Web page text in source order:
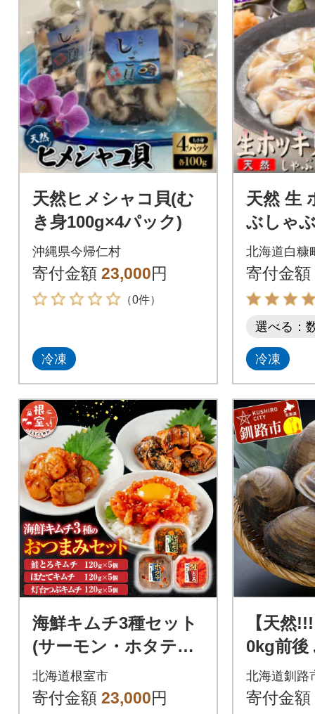
天然ヒメシャコ貝(む
き身100g×4パック)
沖縄県今帰仁村
寄付金額 23,000円
（0件）
冷凍
天然 生
ぶしゃ
人前
北海道白糠
寄付金額
選べる：
冷凍
海鮮キムチ3種セット
(サーモン・ホタテ・
灯台つぶ) B-09039
北海道根室市
寄付金額 23,000円
【天然
0kg前後
貝 F4F-
北海道釧路
寄付金額